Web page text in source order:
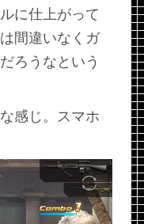
に仕上がって
間違いなくガ
ろうなという
感じ。スマホ